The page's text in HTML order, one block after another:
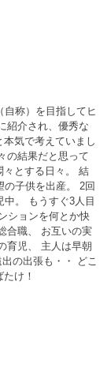
自称）を目指してヒ
紹介され、優秀な
気で考えていまし
の結果だと思って
々とする日々。 結
子供を出産。 2回
。 もうすぐ3人目
ションを何とか快
合職、 お互いの実
育児、 主人は早朝
の出張も・・ どこ
け！